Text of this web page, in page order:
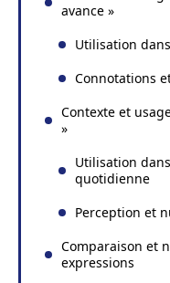
avance »
Utilisation
Connotations
Contexte et
»
Utilisation
quotidienne
Perception et
Comparaison et
expressions